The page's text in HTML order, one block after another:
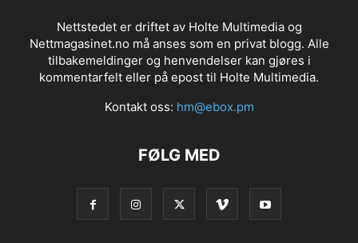
Nettstedet er driftet av Holte Multimedia og
Nettmagasinet.no må anses som en privat blogg. Alle
tilbakemeldinger og henvendelser kan gjøres i
kommentarfelt eller på epost til Holte Multimedia.
Kontakt oss: hm@ebox.pm
FØLG MED